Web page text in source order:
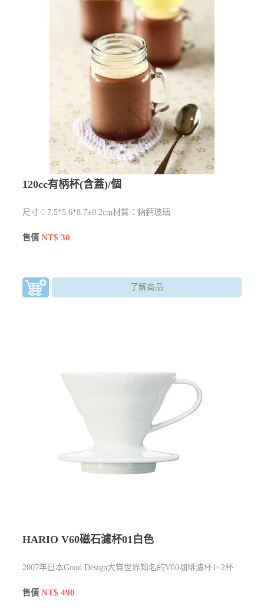
120cc有柄杯(含蓋)/個
尺寸：7.5*5.6*8.7±0.2cm材質：鈉鈣玻璃
售價NT$ 30
了解商品
HARIO V60磁石濾杯01白色
2007年日本Good Design大賞世界知名的V60咖啡濾杯1~2杯
售價NT$ 490